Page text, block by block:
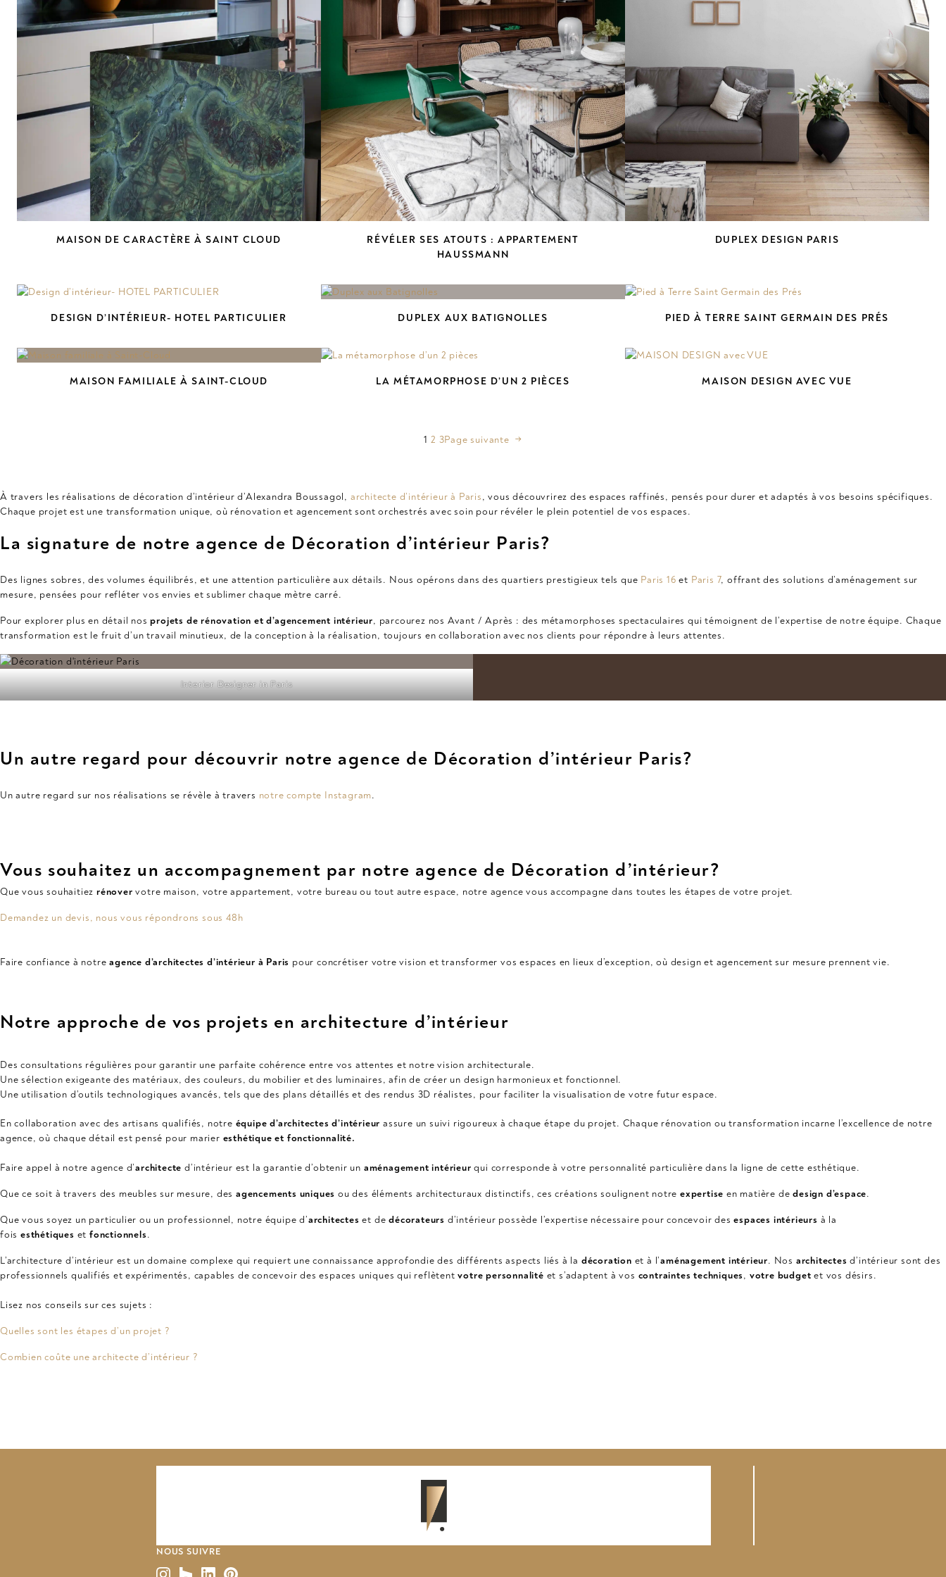
MAISON DE CARACTÈRE À SAINT CLOUD
RÉVÉLER SES ATOUTS : APPARTEMENT
HAUSSMANN
DUPLEX DESIGN PARIS
DESIGN D’INTÉRIEUR- HOTEL PARTICULIER DUPLEX AUX BATIGNOLLES PIED À TERRE SAINT GERMAIN DES PRÉS
MAISON FAMILIALE À SAINT-CLOUD LA MÉTAMORPHOSE D’UN 2 PIÈCES MAISON DESIGN AVEC VUE
1 2 3Page suivante →
À travers les réalisations de décoration d’intérieur d’Alexandra Boussagol, architecte d’intérieur à Paris, vous découvrirez des espaces raffinés, pensés pour durer et adaptés à vos besoins spécifiques.
Chaque projet est une transformation unique, où rénovation et agencement sont orchestrés avec soin pour révéler le plein potentiel de vos espaces.
La signature de notre agence de Décoration d’intérieur Paris?
Des lignes sobres, des volumes équilibrés, et une attention particulière aux détails. Nous opérons dans des quartiers prestigieux tels que Paris 16 et Paris 7, offrant des solutions d’aménagement sur
mesure, pensées pour refléter vos envies et sublimer chaque mètre carré.
Pour explorer plus en détail nosprojets de rénovation et d’agencement intérieur, parcourez nos Avant / Après : des métamorphoses spectaculaires qui témoignent de l’expertise de notre équipe. Chaque
transformation est le fruit d’un travail minutieux, de la conception à la réalisation, toujours en collaboration avec nos clients pour répondre à leurs attentes.
Interior Designer in Paris
Un autre regard pour découvrir notre agence de Décoration d’intérieur Paris?
Un autre regard sur nos réalisations se révèle à travers notre compte Instagram.
Vous souhaitez un accompagnement par notre agence de Décoration d’intérieur?
Que vous souhaitiez rénover votre maison, votre appartement, votre bureau ou tout autre espace, notre agence vous accompagne dans toutes les étapes de votre projet.
Demandez un devis, nous vous répondrons sous 48h
Faire confiance à notreagence d’architectes d’intérieur à Paris pour concrétiser votre vision et transformer vos espaces en lieux d’exception, où design et agencement sur mesure prennent vie.
Notre approche de vos projets en architecture d’intérieur
Des consultations régulières pour garantir une parfaite cohérence entre vos attentes et notre vision architecturale.
Une sélection exigeante des matériaux, des couleurs, du mobilier et des luminaires, afin de créer un design harmonieux et fonctionnel.
Une utilisation d’outils technologiques avancés, tels que des plans détaillés et des rendus 3D réalistes, pour faciliter la visualisation de votre futur espace.
En collaboration avec des artisans qualifiés, notre équipe d’architectes d’intérieur assure un suivi rigoureux à chaque étape du projet. Chaque rénovation ou transformation incarne l’excellence de notre
agence, où chaque détail est pensé pour marier esthétique et fonctionnalité.
Faire appel à notre agence d’architecte d’intérieur est la garantie d’obtenir un aménagement intérieur qui corresponde à votre personnalité particulière dans la ligne de cette esthétique.
Que ce soit à travers des meubles sur mesure, des agencements uniques ou des éléments architecturaux distinctifs, ces créations soulignent notreexpertise en matière dedesign d’espace.
Que vous soyez un particulier ou un professionnel, notre équipe d’architectes et dedécorateurs d’intérieur possède l’expertise nécessaire pour concevoir desespaces intérieurs à la
fois esthétiques etfonctionnels.
L’architecture d’intérieur est un domaine complexe qui requiert une connaissance approfondie des différents aspects liés à la décoration et à l’aménagement intérieur. Nos architectes d’intérieur sont des
professionnels qualifiés et expérimentés, capables de concevoir des espaces uniques qui reflètentvotre personnalité et s’adaptent à vos contraintes techniques, votre budget et vos désirs.
Lisez nos conseils sur ces sujets :
Quelles sont les étapes d’un projet ?
Combien coûte une architecte d’intérieur ?
NOUS SUIVRE